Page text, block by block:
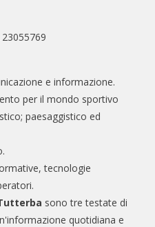
e informazione.
per il mondo sportivo
paesaggistico ed
tecnologie
sono tre testate di
quotidiana e